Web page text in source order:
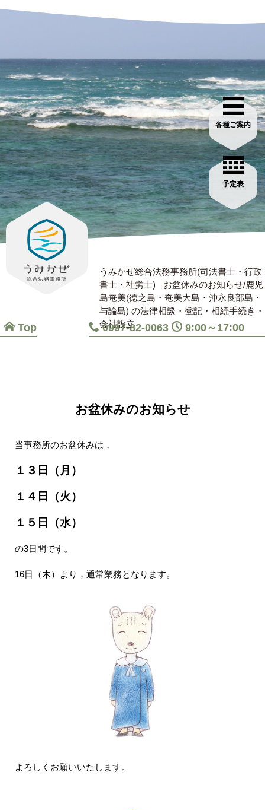
Top 0997-82-0063 9:00～17:00
各種ご案内
予定表
うみかぜ総合法務事務所(司法書士・行政
書士・社労士)
お盆休みのお知らせ/鹿児
島奄美(徳之島・奄美大島・沖永良部島・
与論島) の法律相談・登記・相続手続き・
会社設立
お盆休みのお知らせ
当事務所のお盆休みは，
１３日（月）
１４日（火）
１５日（水）
の3日間です。
16日（木）より，通常業務となります。
よろしくお願いいたします。